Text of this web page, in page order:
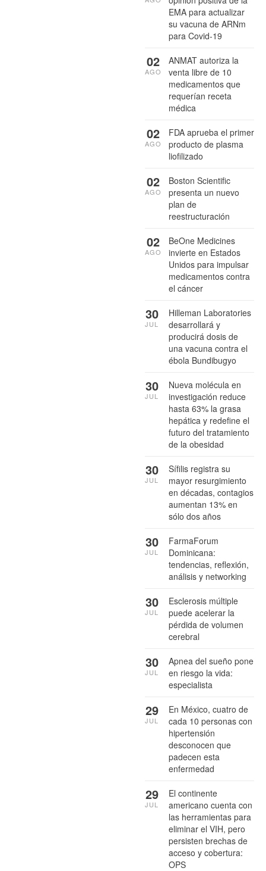
EMA para actualizar
su vacuna de ARNm
para Covid-19
ANMAT autoriza la
venta libre de 10
medicamentos que
requerían receta
médica
02
AGO
FDA aprueba el primer
producto de plasma
liofilizado
02
AGO
Boston Scientific
presenta un nuevo
plan de
reestructuración
02
AGO
BeOne Medicines
invierte en Estados
Unidos para impulsar
medicamentos contra
el cáncer
02
AGO
Hilleman Laboratories
desarrollará y
producirá dosis de
una vacuna contra el
ébola Bundibugyo
30
JUL
Nueva molécula en
investigación reduce
hasta 63% la grasa
hepática y redefine el
futuro del tratamiento
de la obesidad
30
JUL
Sífilis registra su
mayor resurgimiento
en décadas, contagios
aumentan 13% en
sólo dos años
30
JUL
FarmaForum
Dominicana:
tendencias, reflexión,
análisis y networking
30
JUL
Esclerosis múltiple
puede acelerar la
pérdida de volumen
cerebral
30
JUL
Apnea del sueño pone
en riesgo la vida:
especialista
30
JUL
En México, cuatro de
cada 10 personas con
hipertensión
desconocen que
padecen esta
enfermedad
29
JUL
El continente
americano cuenta con
las herramientas para
eliminar el VIH, pero
persisten brechas de
acceso y cobertura:
OPS
29
JUL